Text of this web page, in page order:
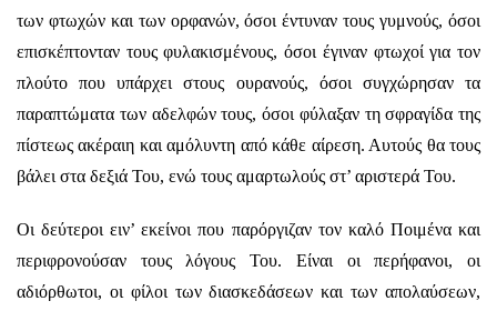
των φτωχών και των ορφανών, όσοι έντυναν τους γυμνούς, όσοι
επισκέπτονταν τους φυλακισμένους, όσοι έγιναν φτωχοί για τον
πλούτο που υπάρχει στους ουρανούς, όσοι συγχώρησαν τα
παραπτώματα των αδελφών τους, όσοι φύλαξαν τη σφραγίδα της
πίστεως ακέραιη και αμόλυντη από κάθε αίρεση. Αυτούς θα τους
βάλει στα δεξιά Του, ενώ τους αμαρτωλούς στ’ αριστερά Του.
Οι δεύτεροι ειν’ εκείνοι που παρόργιζαν τον καλό Ποιμένα και
περιφρονούσαν τους λόγους Του. Είναι οι περήφανοι, οι
αδιόρθωτοι, οι φίλοι των διασκεδάσεων και των απολαύσεων,